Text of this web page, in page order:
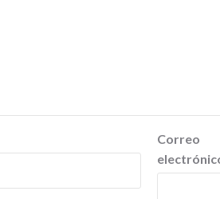
Correo